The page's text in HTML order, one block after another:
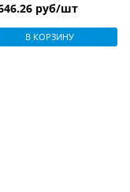
концах, категория
5 м, цвет серый
руб/шт
В КОРЗИНУ